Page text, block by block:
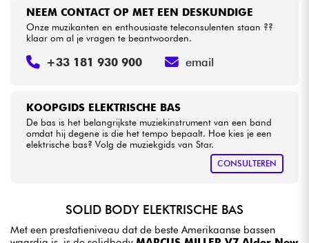
KOOPGIDS ELEKTRISCHE BAS
De bas is het belangrijkste muziekinstrument van een band
omdat hij degene is die het tempo bepaalt. Hoe kies je een
elektrische bas? Volg de muziekgids van Star.
CONSULTEREN
NEEM CONTACT OP MET EEN DESKUNDIGE
Onze muzikanten en enthousiaste teleconsulenten staan ??
klaar om al je vragen te beantwoorden.
+33 181 930 900 email
SOLID BODY ELEKTRISCHE BAS
Met een prestatieniveau dat de beste Amerikaanse bassen